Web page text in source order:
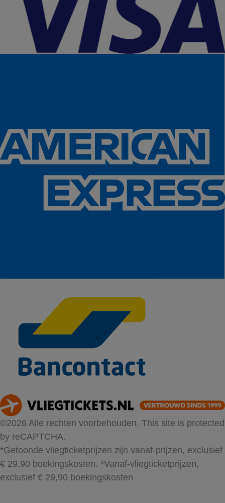
©2026 Alle rechten voorbehouden. This site is protected
by reCAPTCHA.
*Getoonde vliegticketprijzen zijn vanaf-prijzen, exclusief
€ 29,90 boekingskosten. *Vanaf-vliegticketprijzen,
exclusief € 29,90 boekingskosten